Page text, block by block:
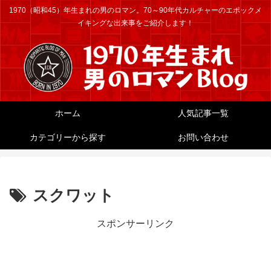
1970（昭和45）年生まれの男のロマン。70～90年代カルチャーのエポックメ
イキングな出来事をご紹介します！
ホーム 人気記事一覧
カテゴリーから探す お問い合わせ
スクワット
スポンサーリンク